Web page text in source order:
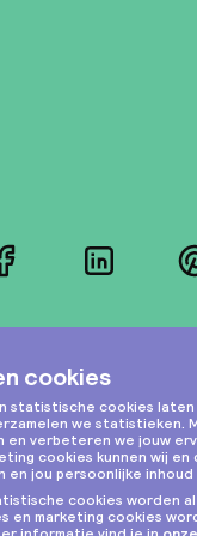
FacebookLinkedIn
Instagram